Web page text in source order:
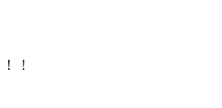
！